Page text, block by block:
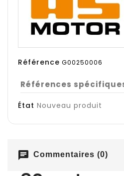
Référence G00250006
Références
État Nouveau produit
chat Commentaires (0)